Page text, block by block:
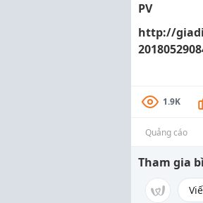
PV
http://
1.9K
Quảng cáo
Tham gia